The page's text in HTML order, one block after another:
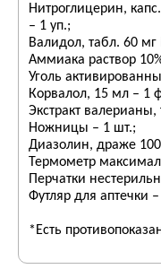
Нитроглицерин,
– 1 уп.;
Валидол, табл. 60
Аммиака раствор
Уголь
Корвалол, 15 мл – 1
Экстракт
Ножницы – 1 шт.;
Диазолин, драже
Термометр
Перчатки
Футляр для аптечки
*Есть